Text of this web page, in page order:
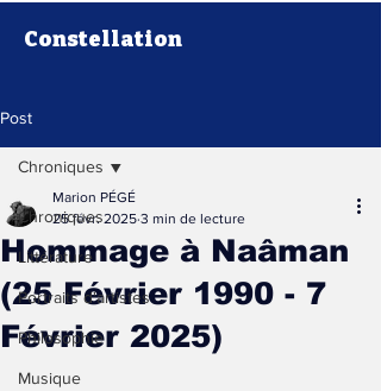
Constellation
Post
Chroniques
Littérature
Portraits d'artistes
Philosophie
Musique
Chroniques
Hommage à Naâman
(25 Février 1990 - 7
Février 2025)
Marion PÉGÉ
25 févr. 2025 3 min de lecture